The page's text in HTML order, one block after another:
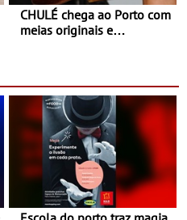
CHULÉ chega ao Porto com
meias originais e
Shopping